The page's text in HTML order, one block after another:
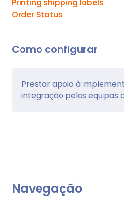
Printing shipping labels
Order Status
Como configurar
Prestar apoio à
integração pelas equipas
Navegação